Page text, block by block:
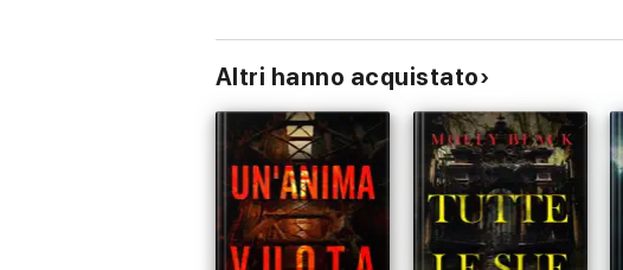
Altri hanno acquistato